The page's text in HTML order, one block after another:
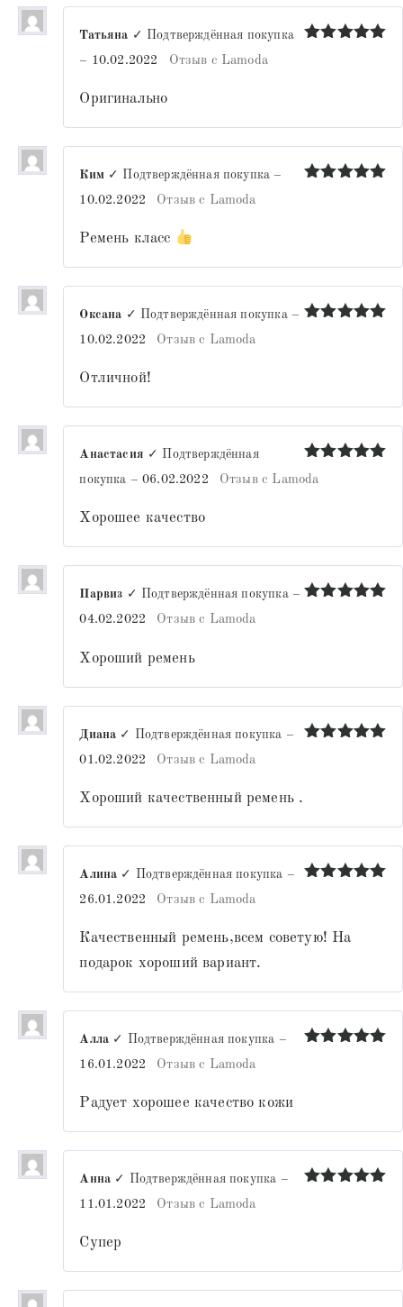
Татьяна ✓ Подтверждённая покупка
– 10.02.2022 Отзыв с Lamoda
Оригинально
Ким ✓ Подтверждённая покупка –
10.02.2022
Отзыв с Lamoda
Ремень класс
Оксана ✓ Подтверждённая покупка –
10.02.2022
Отзыв с Lamoda
Отличной!
Оценка
из 5
Анастасия ✓ Подтверждённая
покупка – 06.02.2022 Отзыв с Lamoda
Хорошее качество
Парвиз ✓ Подтверждённая покупка –
04.02.2022
Отзыв с Lamoda
Хороший ремень
Диана ✓ Подтверждённая покупка –
01.02.2022
Отзыв с Lamoda
Хороший качественный ремень .
Алина ✓ Подтверждённая покупка –
26.01.2022
Отзыв с Lamoda
Качественный ремень,всем советую! На
подарок хороший вариант.
Алла ✓ Подтверждённая покупка –
16.01.2022
Отзыв с Lamoda
Радует хорошее качество кожи
Анна ✓ Подтверждённая покупка –
11.01.2022
Отзыв с Lamoda
Супер